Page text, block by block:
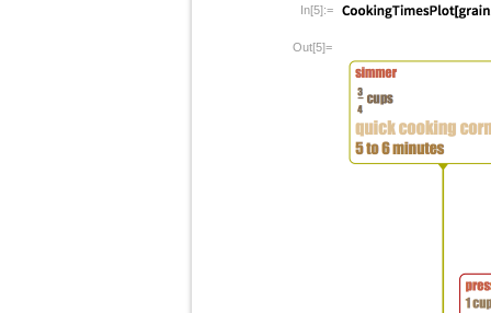
In[5]:=
Out[5]=